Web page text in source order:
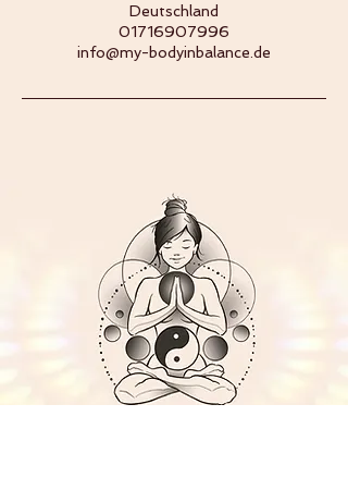
Deutschland
01716907996
info@my-bodyinbalance.de